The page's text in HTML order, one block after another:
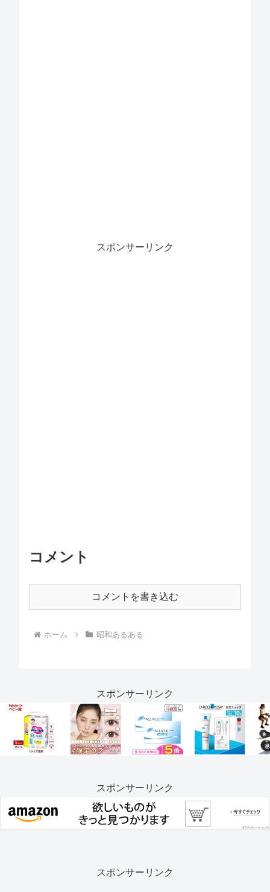
スポンサーリンク
コメント
コメントを書き込む
ホーム 昭和あるある
スポンサーリンク
スポンサーリンク
スポンサーリンク